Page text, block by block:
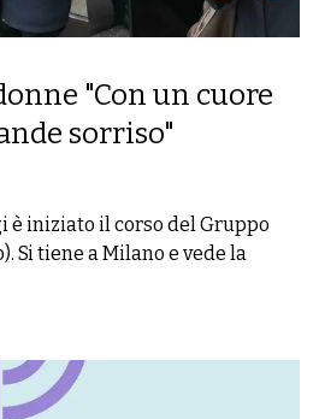
"Con un cuore
sorriso"
è iniziato il corso del Gruppo
Si tiene a Milano e vede la